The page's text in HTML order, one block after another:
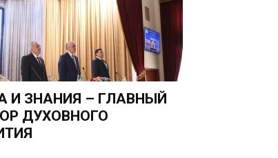
И ЗНАНИЯ – ГЛАВНЫЙ
ДУХОВНОГО